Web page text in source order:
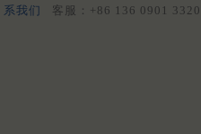
系我们
客服：+86 136 0901 3320